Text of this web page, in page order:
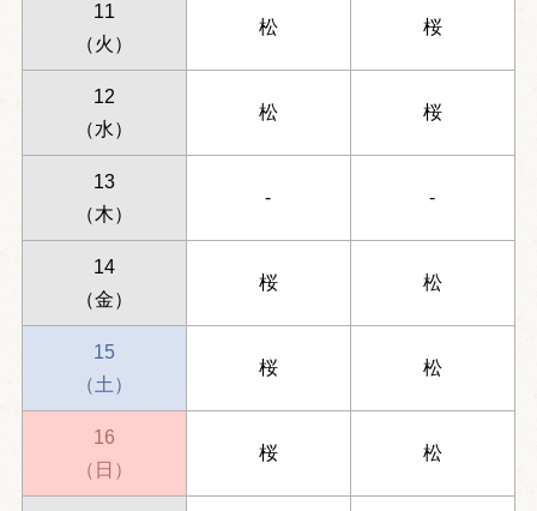
11
（火）
松 桜
12
（水）
松 桜
13
（木）
- -
14
（金）
桜 松
15
（土）
桜 松
16
（日）
桜 松